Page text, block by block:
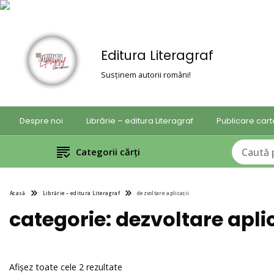
Editura Literagraf
Susținem autorii români!
Despre noi Librărie – editura Literagraf Publicare
Categorii cărți
Acasă Librărie – editura Literagraf dezvoltare aplicații
categorie: dezvoltare
Afișez toate cele 2 rezultate